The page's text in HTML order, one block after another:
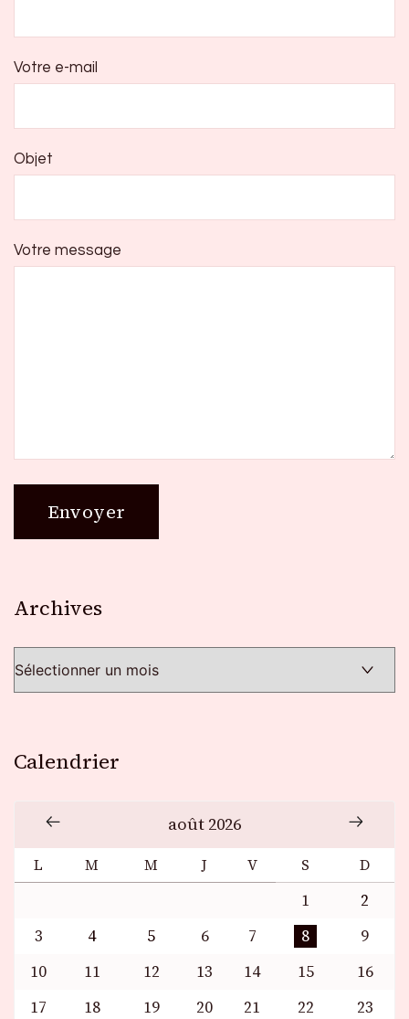
Votre e-mail
Objet
Votre message
Archives
Calendrier
août 2026
L M M J V S D
1
2
3
4 5 6 7 8
9
10
11 12 13 14 15
16
17
18 19 20 21 22
23